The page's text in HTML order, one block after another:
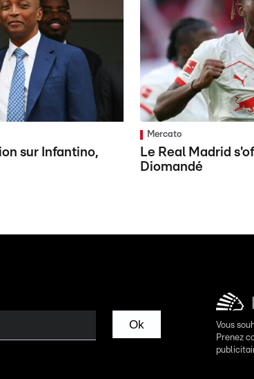
sur Infantino,
Mercato
Le Real Madrid
Diomandé
Ok
Vous
Prenez